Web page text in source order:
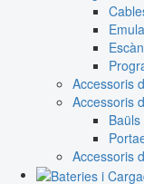
Accessoris
Accessoris
Accessoris